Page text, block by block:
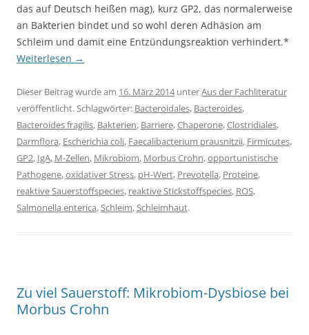
das auf Deutsch heißen mag), kurz GP2, das normalerweise
an Bakterien bindet und so wohl deren Adhäsion am
Schleim und damit eine Entzündungsreaktion verhindert.*
Weiterlesen →
Dieser Beitrag wurde am 16. März 2014unterAus der Fachliteratur
veröffentlicht. Schlagwörter: Bacteroidales, Bacteroides,
Bacteroides fragilis, Bakterien, Barriere,Chaperone,Clostridiales,
Darmflora, Escherichia coli, Faecalibacterium prausnitzii, Firmicutes,
GP2, IgA, M-Zellen, Mikrobiom, Morbus Crohn,opportunistische
Pathogene,oxidativer Stress, pH-Wert, Prevotella, Proteine,
reaktive Sauerstoffspecies, reaktive Stickstoffspecies, ROS,
Salmonella enterica,Schleim,Schleimhaut.
Zu viel Sauerstoff: Mikrobiom-Dysbiose bei
Morbus Crohn